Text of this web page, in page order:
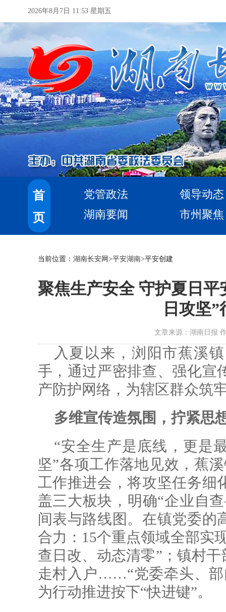
2026年8月7日 11:53 星期五
首
页
党管政法
领导动态
湖南要闻
市州聚焦
当前位置： 湖南长安网 >平安湖南>平安创建
聚焦生产安全 守护夏日
日攻坚
文章来源：湖南日报
入夏以来，浏阳市蕉溪
手，通过严密排查、强化宣
产防护网络，为辖区群众筑
多维宣传造氛围，拧紧思
“安全生产是底线，更是
坚”各项工作落地见效，蕉
工作推进会，将攻坚任务细
盖三大板块，明确“企业自
间表与路线图。在镇党委的
合力：15个重点领域全部实
查日改、动态清零”；镇村
走村入户……“党委牵头、部
为行动推进按下“快进键”。